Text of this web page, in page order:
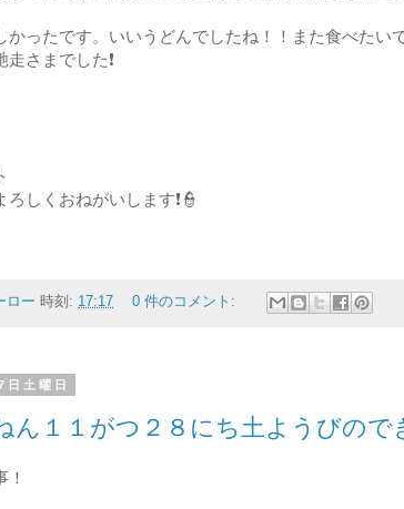
かったです。いいうどんでしたね！！また食べたい
さまでした❗
ろしくおねがいします❗👮
ロー 時刻: 17:17 0 件のコメント:
土曜日
ん１１がつ２８にち土ようびので
！